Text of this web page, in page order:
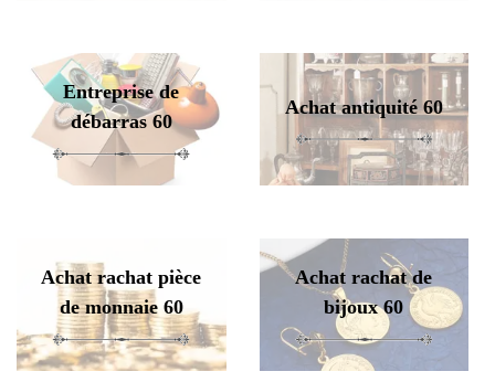
Entreprise de
débarras 60
Achat antiquité 60
Achat rachat pièce
de monnaie 60
Achat rachat de
bijoux 60